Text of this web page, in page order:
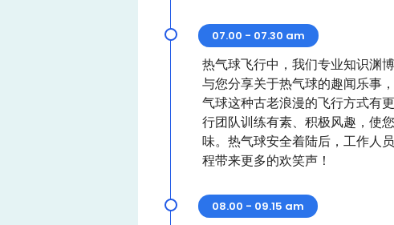
07.00 - 07.30 am
热气球飞行中，我们专业知识渊
与您分享关于热气球的趣闻乐事
气球这种古老浪漫的飞行方式有
行团队训练有素、积极风趣，使
味。热气球安全着陆后，工作人
程带来更多的欢笑声！
08.00 - 09.15 am